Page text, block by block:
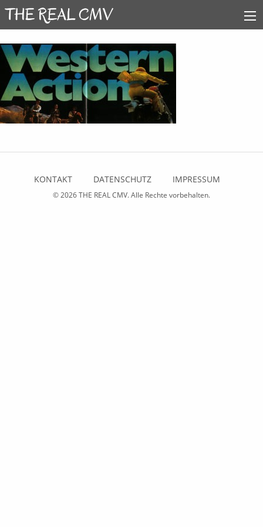
KONTAKT DATENSCHUTZ IMPRESSUM
© 2026THE REAL CMV. Alle Rechte vorbehalten.